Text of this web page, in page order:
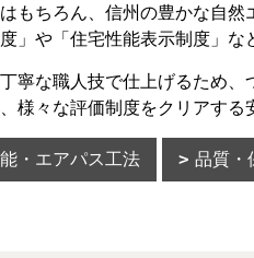
もちろん、信州の豊かな自
」や「住宅性能表示制度」
寧な職人技で仕上げるため
様々な評価制度をクリアする
・エアパス工法 品質・